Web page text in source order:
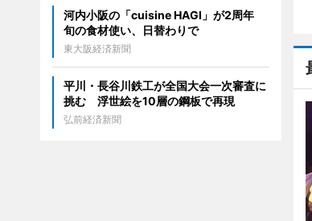
河内小阪の「cuisine HAGI」が2周年
旬の食材使い、日替わりで
東大阪経済新聞
平川・長谷川鉄工が全国大会一次審査に
挑む 浮世絵を10層の鋼板で再現
弘前経済新聞